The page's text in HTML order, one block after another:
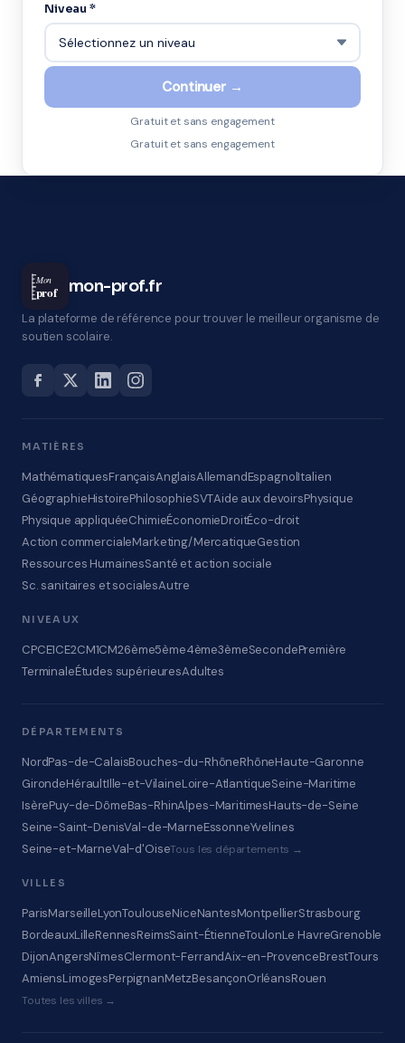
Niveau *
Continuer →
Gratuit et sans engagement
Gratuit et sans engagement
Mon
prof mon-prof.fr
La plateforme de référence pour trouver le meilleur organisme de
soutien scolaire.
MATIÈRES
MathématiquesFrançaisAnglaisAllemandEspagnolItalien
GéographieHistoirePhilosophieSVTAide aux devoirsPhysique
Physique appliquéeChimieÉconomieDroitÉco-droit
Action commercialeMarketing/MercatiqueGestion
Ressources HumainesSanté et action sociale
Sc. sanitaires et socialesAutre
NIVEAUX
CPCE1CE2CM1CM26ème5ème4ème3èmeSecondePremière
TerminaleÉtudes supérieuresAdultes
DÉPARTEMENTS
NordPas-de-CalaisBouches-du-RhôneRhôneHaute-Garonne
GirondeHéraultIlle-et-VilaineLoire-AtlantiqueSeine-Maritime
IsèrePuy-de-DômeBas-RhinAlpes-MaritimesHauts-de-Seine
Seine-Saint-DenisVal-de-MarneEssonneYvelines
Seine-et-MarneVal-d'OiseTous les départements →
VILLES
ParisMarseilleLyonToulouseNiceNantesMontpellierStrasbourg
BordeauxLilleRennesReimsSaint-ÉtienneToulonLe HavreGrenoble
DijonAngersNîmesClermont-FerrandAix-en-ProvenceBrestTours
AmiensLimogesPerpignanMetzBesançonOrléansRouen
Toutes les villes →